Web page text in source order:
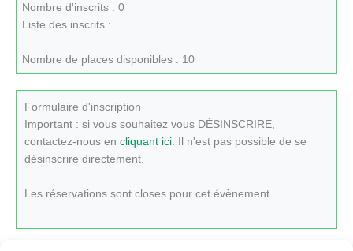
Nombre d'inscrits : 0
Liste des inscrits :
Nombre de places disponibles : 10
Formulaire d'inscription
Important : si vous souhaitez vous DÉSINSCRIRE,
contactez-nous en cliquant ici. Il n'est pas possible de se
désinscrire directement.
Les réservations sont closes pour cet évènement.